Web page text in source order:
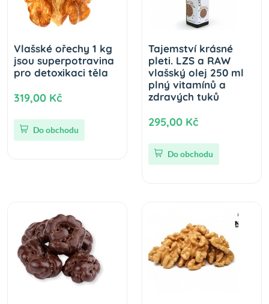
Vlašské ořechy 1 kg
jsou superpotravina
pro detoxikaci těla
319,00 Kč
Do obchodu
Tajemství krásné
pleti. LZS a RAW
vlašský olej 250 ml
plný vitamínů a
zdravých tuků
295,00 Kč
Do obchodu